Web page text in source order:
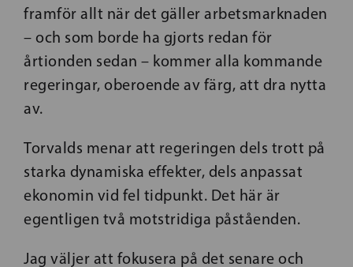
framför allt när det gäller arbetsmarknaden
– och som borde ha gjorts redan för
årtionden sedan – kommer alla kommande
regeringar, oberoende av färg, att dra nytta
av.
Torvalds menar att regeringen dels trott på
starka dynamiska effekter, dels anpassat
ekonomin vid fel tidpunkt. Det här är
egentligen två motstridiga påståenden.
Jag väljer att fokusera på det senare och